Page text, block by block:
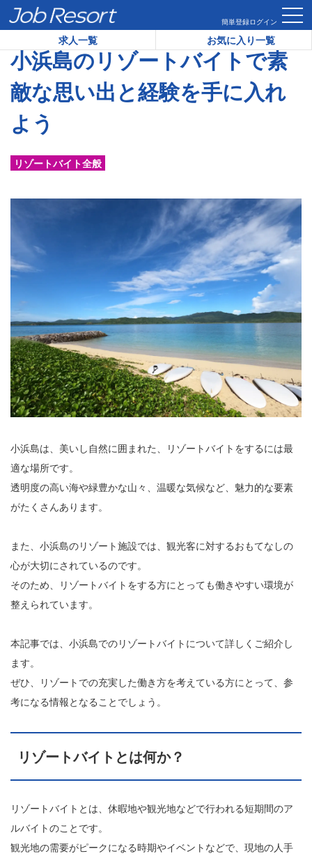
簡単登録ログイン
求人一覧 お気に入り一覧
HOME コラム 小浜島のリゾートバイトで素敵な思い出と経験
小浜島のリゾートバイトで素
敵な思い出と経験を手に入れ
よう
リゾートバイト全般
小浜島は、美いし自然に囲まれた、リゾートバイトをするには最
適な場所です。
透明度の高い海や緑豊かな山々、温暖な気候など、魅力的な要素
がたくさんあります。
また、小浜島のリゾート施設では、観光客に対するおもてなしの
心が大切にされているのです。
そのため、リゾートバイトをする方にとっても働きやすい環境が
整えられています。
本記事では、小浜島でのリゾートバイトについて詳しくご紹介し
ます。
ぜひ、リゾートでの充実した働き方を考えている方にとって、参
考になる情報となることでしょう。
リゾートバイトとは何か？
リゾートバイトとは、休暇地や観光地などで行われる短期間のア
ルバイトのことです。
観光地の需要がピークになる時期やイベントなどで、現地の人手